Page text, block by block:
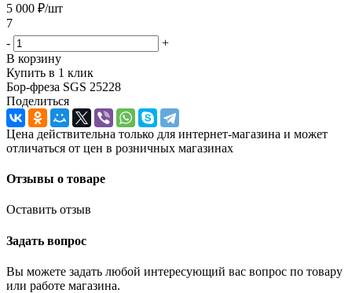
5 000 ₽/шт
7
-
+
В корзину
Купить в 1 клик
Бор-фреза SGS 25228
Поделиться
Цена действительна только для интернет-магазина и может
отличаться от цен в розничных магазинах
Отзывы о товаре
Оставить отзыв
Задать вопрос
Вы можете задать любой интересующий вас вопрос по товару
или работе магазина.